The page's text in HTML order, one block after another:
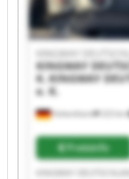
Hohenthann 223 km
KINGWAY
K. KINGWAY
e. K.
Preisinfo